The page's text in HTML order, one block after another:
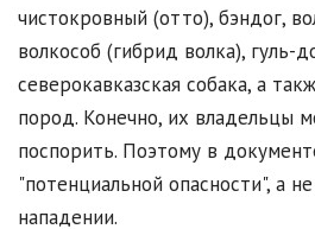
чистокровный (отто), бэндог,
волкособ (гибрид волка), гуль-
северокавказская собака, а
пород. Конечно, их владельцы
поспорить. Поэтому в
"потенциальной опасности", а
нападении.